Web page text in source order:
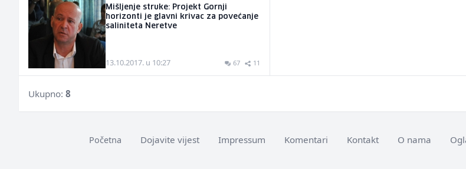
Mišljenje struke: Projekt Gornji
horizonti je glavni krivac za povećanje
saliniteta Neretve
13.10.2017. u 10:27 67 11
Ukupno: 8
Početna Dojavite vijest Impressum Komentari Kontakt O nama